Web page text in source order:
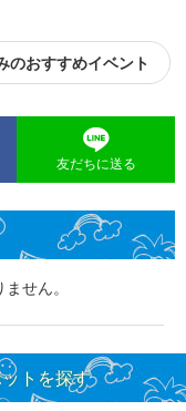
のおすすめイベント
友だちに送る
せん。
トを探す